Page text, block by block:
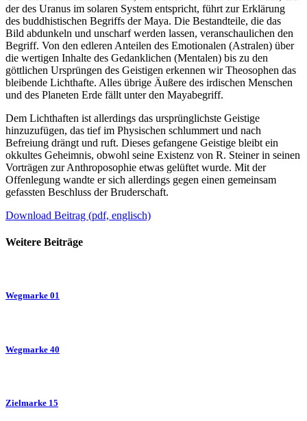
der des Uranus im solaren System entspricht, führt zur Erklärung
des buddhistischen Begriffs der Maya. Die Bestandteile, die das
Bild abdunkeln und unscharf werden lassen, veranschaulichen den
Begriff. Von den edleren Anteilen des Emotionalen (Astralen) über
die wertigen Inhalte des Gedanklichen (Mentalen) bis zu den
göttlichen Ursprüngen des Geistigen erkennen wir Theosophen das
bleibende Lichthafte. Alles übrige Äußere des irdischen Menschen
und des Planeten Erde fällt unter den Mayabegriff.
Dem Lichthaften ist allerdings das ursprünglichste Geistige
hinzuzufügen, das tief im Physischen schlummert und nach
Befreiung drängt und ruft. Dieses gefangene Geistige bleibt ein
okkultes Geheimnis, obwohl seine Existenz von R. Steiner in seinen
Vorträgen zur Anthroposophie etwas gelüftet wurde. Mit der
Offenlegung wandte er sich allerdings gegen einen gemeinsam
gefassten Beschluss der Bruderschaft.
Download Beitrag (pdf, englisch)
Weitere Beiträge
Wegmarke 01
Wegmarke 40
Zielmarke 15